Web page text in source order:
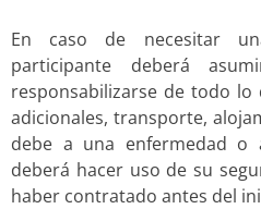
En caso de necesitar
participante deberá
responsabilizarse de todo lo
adicionales, transporte,
debe a una enfermedad o
deberá hacer uso de su
haber contratado antes del